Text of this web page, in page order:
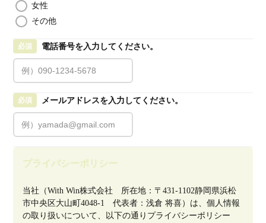
女性
その他
必須 電話番号を入力してください。
必須 メールアドレスを入力してください。
プライバシーポリシー
当社（With Win株式会社　所在地：〒431-1102静岡県浜松
市中央区大山町4048-1　代表者：浅倉 将喜）は、個人情報
の取り扱いについて、以下の通りプライバシーポリシー